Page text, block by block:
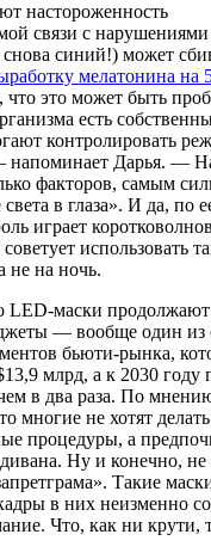
настороженность
связи с
синий!) может
мелатонина на
что это может быть
есть
контролировать
напоминает Дарья. —
факторов, самым
в глаза». И да, по
играет
использовать
не на ночь.
LED-маски продолжают
— вообще один из
бьюти-рынка,
млрд, а к 2030 году
чем в два раза. По
многие не хотят
процедуры, а
Ну и конечно, не
Такие
в них неизменно
Что, как ни крути,